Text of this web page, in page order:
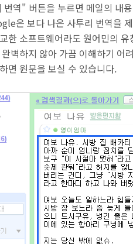
번역" 버튼을 누르면 메일의 내
은 보다 나은 사투리 번역을
한 소프트웨어라도 원어민의
벽하지 않아 가끔 이해하기 어
면 원문을 보실 수 있습니다.